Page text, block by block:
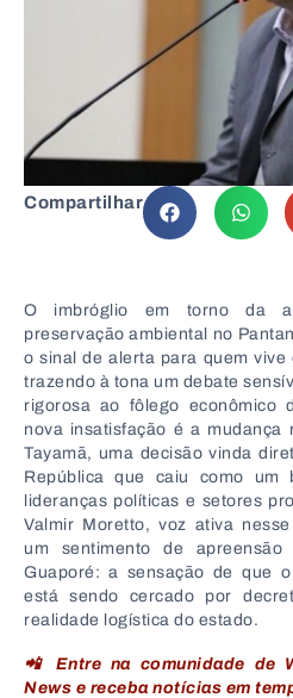
Compartilhar
O imbróglio em torno da
preservação ambiental no
o sinal de alerta para quem
trazendo à tona um debate
rigorosa ao fôlego econômico
nova insatisfação é a mudança
Tayamã, uma decisão vinda
República que caiu como um
lideranças políticas e setores
Valmir Moretto, voz ativa
um sentimento de
Guaporé: a sensação de que o
está sendo cercado por
realidade logística do estado.
📲 Entre na comunidade de
News e receba notícias em